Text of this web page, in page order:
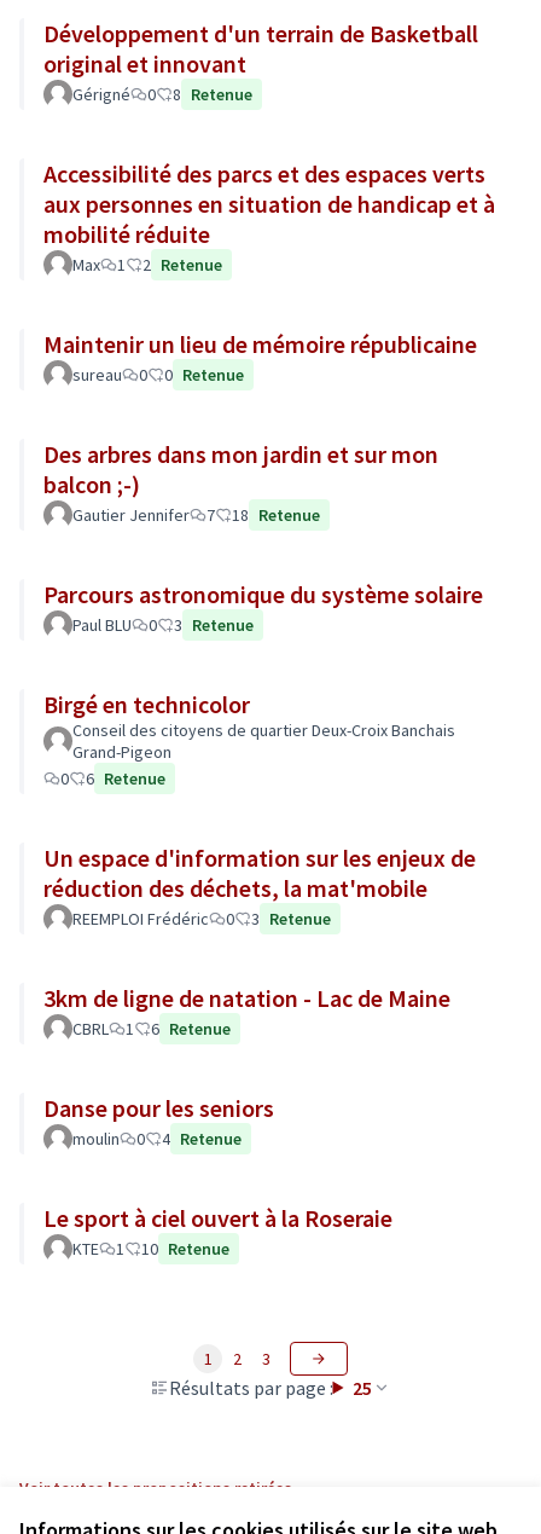
Développement d'un terrain de Basketball
original et innovant
Gérigné 0 8 Retenue
Accessibilité des parcs et des espaces verts
aux personnes en situation de handicap et à
mobilité réduite
Max 1 2 Retenue
Maintenir un lieu de mémoire républicaine
sureau 0 0 Retenue
Des arbres dans mon jardin et sur mon
balcon ;-)
Gautier Jennifer 7 18 Retenue
Parcours astronomique du système solaire
Paul BLU 0 3 Retenue
Birgé en technicolor
Conseil des citoyens de quartier Deux-Croix Banchais
Grand-Pigeon
0
6 Retenue
Un espace d'information sur les enjeux de
réduction des déchets, la mat'mobile
REEMPLOI Frédéric 0 3 Retenue
3km de ligne de natation - Lac de Maine
CBRL 1 6 Retenue
Danse pour les seniors
moulin 0 4 Retenue
Le sport à ciel ouvert à la Roseraie
KTE 1 10 Retenue
Résultats par page : 25
1 2 3
Voir toutes les propositions retirées